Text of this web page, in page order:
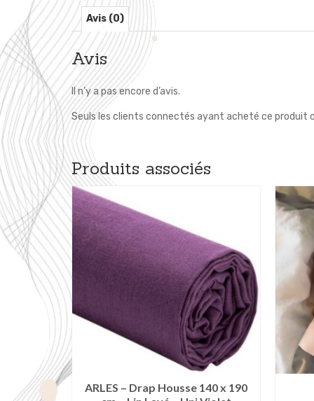
Avis (0)
Avis
Il n’y a pas encore d’avis.
Seuls les clients connectés ayant acheté ce produit
Produits associés
Plage –
ARLES – Drap Housse 140 x 190